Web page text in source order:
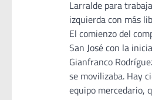
Larralde para
izquierda con más
El comienzo del
San José con la
Gianfranco
se movilizaba. Hay
equipo mercedario,